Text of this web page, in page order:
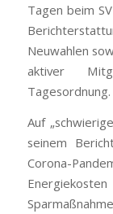
Tagen beim
Neuwahlen
aktiver
Tagesordnung.
Auf
seinem
Corona-